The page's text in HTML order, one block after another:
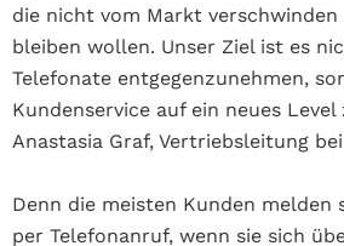
die nicht vom Markt
bleiben wollen. Unser Ziel ist es
Telefonate entgegenzunehmen,
Kundenservice auf ein neues Level
Anastasia Graf, Vertriebsleitung
Denn die meisten Kunden melden
per Telefonanruf, wenn sie sich